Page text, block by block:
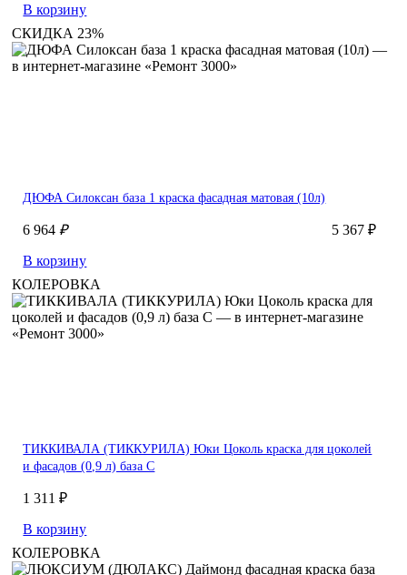
В корзину
СКИДКА 23%
ДЮФА Силоксан база 1 краска фасадная матовая (10л)
6 964₽
5 367 ₽
В корзину
КОЛЕРОВКА
ТИККИВАЛА (ТИККУРИЛА) Юки Цоколь краска для цоколей
и фасадов (0,9 л) база С
1 311 ₽
В корзину
КОЛЕРОВКА